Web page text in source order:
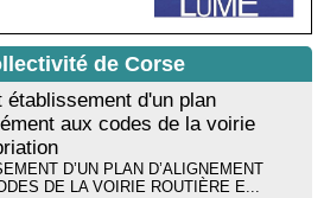
de Corse
établissement d'un plan
aux codes de la voirie
D’UN PLAN D’ALIGNEMENT
DE LA VOIRIE ROUTIÈRE E...